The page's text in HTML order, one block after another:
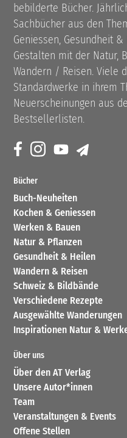
bebilderte Bücher.
Sachbücher aus den
Geniessen, Gesundheit
Gestalten mit der Natur,
Wandern / Reisen. Viele
Standardwerke in ihrem
Neuerscheinungen aus
Bestsellerlisten.
Bücher
Buch-Neuheiten
Kochen & Geniessen
Werken & Bauen
Natur & Pflanzen
Gesundheit & Heilen
Wandern & Reisen
Schweiz & Bildbände
Verschiedene Rezepte
Ausgewählte Wanderungen
Inspirationen Natur &
Über uns
Über den AT Verlag
Unsere Autor*innen
Team
Veranstaltungen & Events
Offene Stellen